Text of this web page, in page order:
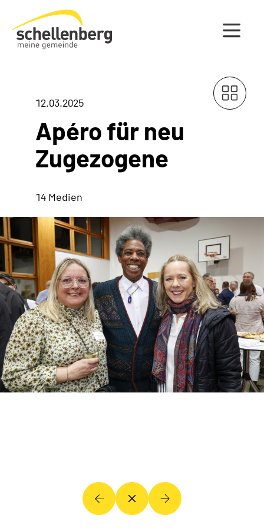
Gemeinde Schellenberg Startseite
12.03.2025
Apéro für neu
Zugezogene
14 Medien